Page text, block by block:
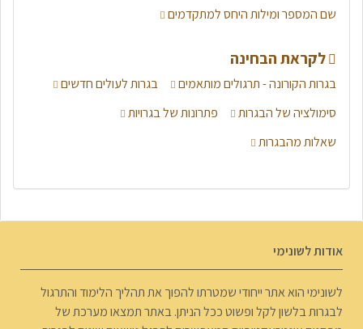
שם המספר ומילות היחס למתקדמים
לקראת הבחינה
בגרות הקורונה - תרגולים מותאמים
בגרות לעולים חדשים
סימולציה של הבגרות
פתרונות של בגרויות
שאלות מהבגרות
אודות לשונימי
לשונימי הוא אתר ייחודי שמטרתו להפוך את תהליך הלימוד והתרגול
לבגרות בלשון לקל ופשוט ככל הניתן. באתר תמצאו מערכת של